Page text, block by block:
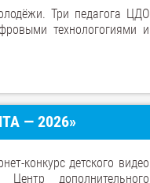
Три педагога ЦДО
технологогиями и
— 2026»
конкурс детского видео
дополнительного